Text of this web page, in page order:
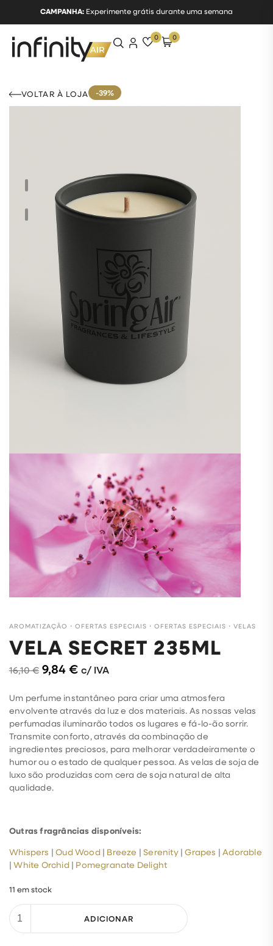
CAMPANHA: Experimente grátis durante uma semana
0 0
VOLTAR À LOJA -39%
AROMATIZAÇÃO ・ OFERTAS ESPECIAIS ・ OFERTAS ESPECIAIS ・ VELAS
VELA SECRET 235ML
16,10€ 9,84€ c/ IVA
Um perfume instantâneo para criar uma atmosfera
envolvente através da luz e dos materiais. As nossas velas
perfumadas iluminarão todos os lugares e fá-lo-ão sorrir.
Transmite conforto, através da combinação de
ingredientes preciosos, para melhorar verdadeiramente o
humor ou o estado de qualquer pessoa. As velas de soja de
luxo são produzidas com cera de soja natural de alta
qualidade.
Outras fragrâncias disponíveis:
Whispers |Oud Wood | Breeze |Serenity|Grapes |Adorable
|White Orchid | Pomegranate Delight
11 em stock
ADICIONAR